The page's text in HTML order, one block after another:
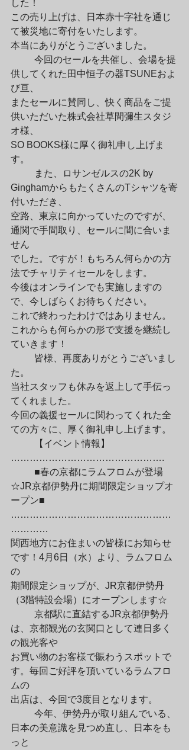
した！
この売り上げは、日本赤十字社を通じ
て被災地に寄付をいたします。
本当にありがとうございました。
供してくれた田中恒子の器TSUNEおよ
び亘、
またセールに賛同し、快く商品をご提
供いただいた株式会社草間彌生スタジ
オ様、
SO BOOKS様に厚く御礼申し上げま
す。
GinghamからもたくさんのTシャツを寄
付いただき、
空路、東京に向かっていたのですが、
通関で手間取り、セールに間に合いま
せん
でした。ですが！もちろん何らかの方
法でチャリティセールをします。
今後はオンラインでも実施しますの
で、今しばらくお待ちください。
これで終わったわけではありません。
これからも何らかの形で支援を継続し
ていきます！
た。
当社スタッフも休みを返上して手伝っ
てくれました。
今回の義援セールに関わってくれた全
ての方々に、厚く御礼申し上げます。
………………………………………….
☆JR京都伊勢丹に期間限定ショップオ
ープン■
……………………………………………
…………
関西地方にお住まいの皆様にお知らせ
です！4月6日（水）より、ラムフロム
の
期間限定ショップが、JR京都伊勢丹
（3階特設会場）にオープンします☆
は、京都観光の玄関口として連日多く
の観光客や
お買い物のお客様で賑わうスポットで
す。毎回ご好評を頂いているラムフロ
ムの
出店は、今回で3度目となります。
日本の美意識を見つめ直し、日本をも
っと